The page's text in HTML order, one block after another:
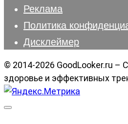
Реклама
Политика
Дисклеймер
© 2014-2026 GoodLooker.ru –
здоровье и эффективных